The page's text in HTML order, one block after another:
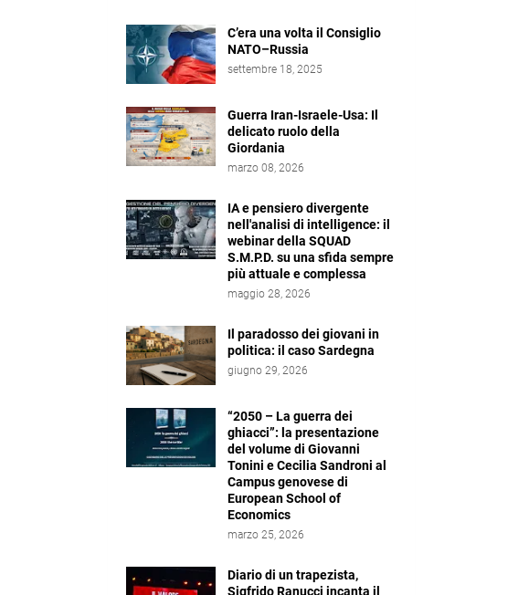
C’era una volta il Consiglio
NATO–Russia
settembre 18, 2025
Guerra Iran-Israele-Usa: Il
delicato ruolo della
Giordania
marzo 08, 2026
IA e pensiero divergente
nell'analisi di intelligence: il
webinar della SQUAD
S.M.P.D. su una sfida sempre
più attuale e complessa
maggio 28, 2026
Il paradosso dei giovani in
politica: il caso Sardegna
giugno 29, 2026
“2050 – La guerra dei
ghiacci”: la presentazione
del volume di Giovanni
Tonini e Cecilia Sandroni al
Campus genovese di
European School of
Economics
marzo 25, 2026
Diario di un trapezista,
Sigfrido Ranucci incanta il